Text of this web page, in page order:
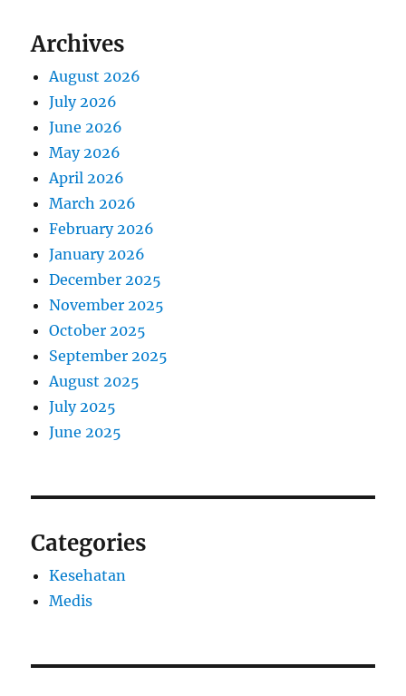
Archives
August 2026
July 2026
June 2026
May 2026
April 2026
March 2026
February 2026
January 2026
December 2025
November 2025
October 2025
September 2025
August 2025
July 2025
June 2025
Categories
Kesehatan
Medis